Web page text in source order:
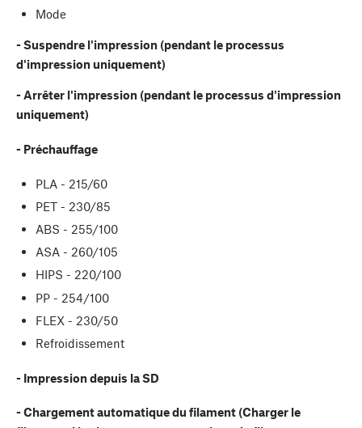
Mode
- Suspendre l'impression (pendant le processus
d'impression uniquement)
- Arrêter l'impression (pendant le processus d'impression
uniquement)
- Préchauffage
PLA - 215/60
PET - 230/85
ABS - 255/100
ASA - 260/105
HIPS - 220/100
PP - 254/100
FLEX - 230/50
Refroidissement
- Impression depuis la SD
- Chargement automatique du filament (Charger le